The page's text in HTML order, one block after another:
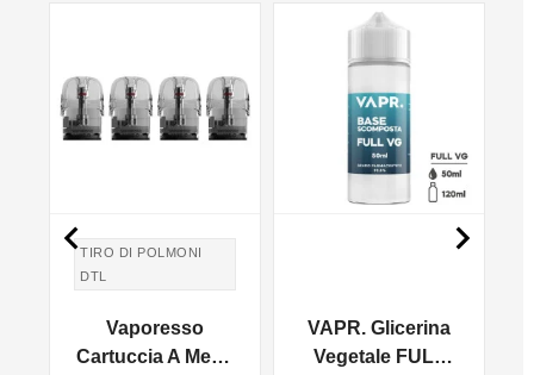
TIRO DI POLMONI
DTL
Vaporesso
Cartuccia A Mesh
VAPR. Glicerina
Vegetale FULL
 